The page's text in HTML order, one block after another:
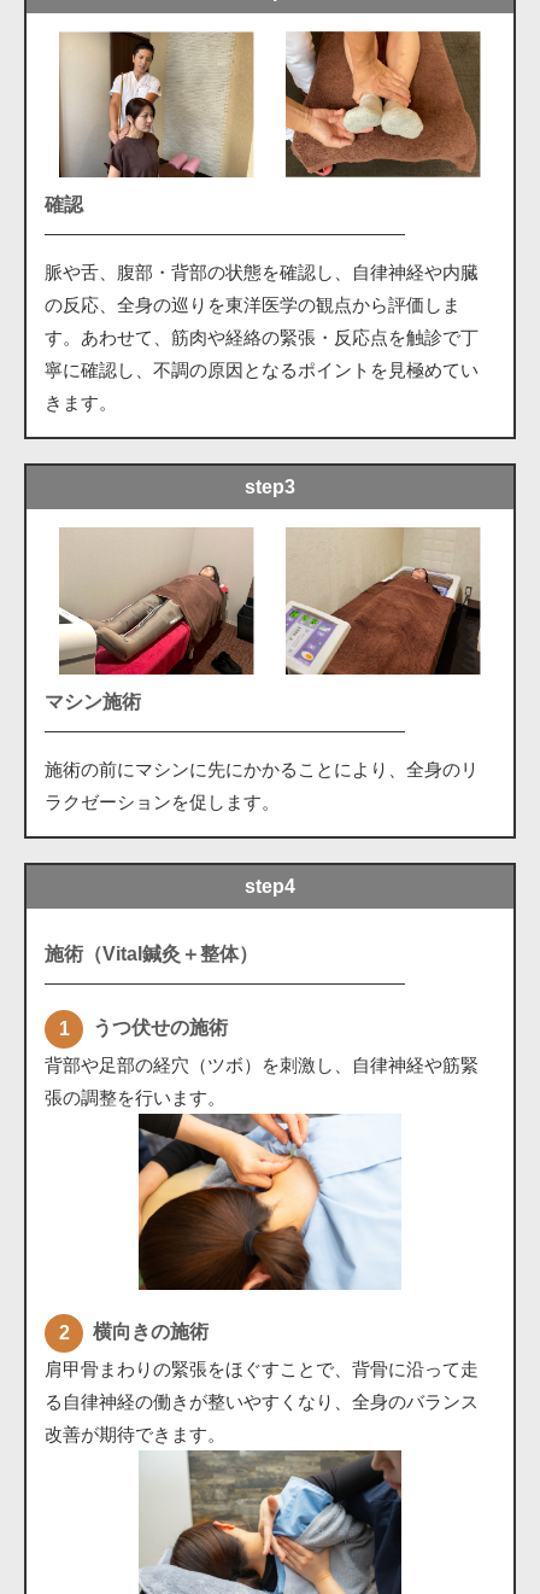
確認
脈や舌、腹部・背部の状態を確認し、自律神経や内臓
の反応、全身の巡りを東洋医学の観点から評価しま
す。あわせて、筋肉や経絡の緊張・反応点を触診で丁
寧に確認し、不調の原因となるポイントを見極めてい
きます。
step3
マシン施術
施術の前にマシンに先にかかることにより、全身のリ
ラクゼーションを促します。
step4
施術（Vital鍼灸＋整体）
うつ伏せの施術
背部や足部の経穴（ツボ）を刺激し、自律神経や筋緊
張の調整を行います。
横向きの施術
肩甲骨まわりの緊張をほぐすことで、背骨に沿って走
る自律神経の働きが整いやすくなり、全身のバランス
改善が期待できます。